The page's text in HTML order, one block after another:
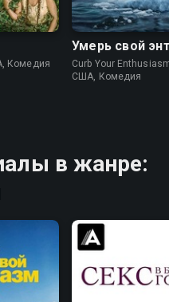
Комедия
7.6 8.8
Умерь свой
Curb Your
США, Комедия
в жанре: